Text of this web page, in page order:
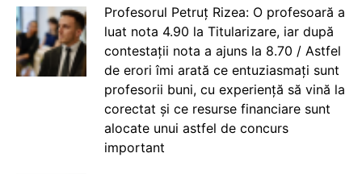
Profesorul Petruț Rizea: O profesoară a
luat nota 4.90 la Titularizare, iar după
contestații nota a ajuns la 8.70 / Astfel
de erori îmi arată ce entuziasmați sunt
profesorii buni, cu experiență să vină la
corectat și ce resurse financiare sunt
alocate unui astfel de concurs
important